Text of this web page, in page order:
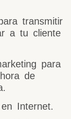
transmitir
a tu cliente
para
de
Internet.